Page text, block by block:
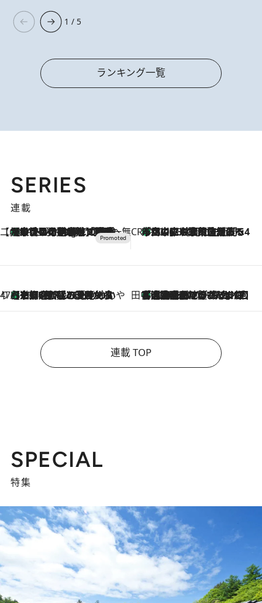
1 / 5
ランキング一覧
SERIES
連載
【CREA×星野リゾート】唯一無二。癒しと発見が待つ場所へ
11 Hours Ago
【トンボの足水浴】ヒノキの香りに包まれて涼感マックス！約13℃の湧水かけ流しを避暑地「星野温泉 トンボの湯」で体験 CREA'S CHOICE
2026.8.7
「立川にも歌舞伎があるんだよ」 片岡仁左衛門・市川中車ら豪華座組みで4年目の立川立飛歌舞伎へ
47都道府県の手みやげ ひんやりスイーツで夏を満喫
2026.8.7
【京都府】この夏絶対食べたい 冷やしておいしいおやつ3選 ひと口目から心を掴む新緑のテリーヌ 田中稲の勝手に再ブーム
2026.8.7
「湘南乃風に憧れて」観客大盛上がりの“タオル回し”に、ラッパー顔負けの高速歌唱まで…さだまさし（74）のアグレッシブすぎる現在地
連載 TOP
SPECIAL
特集